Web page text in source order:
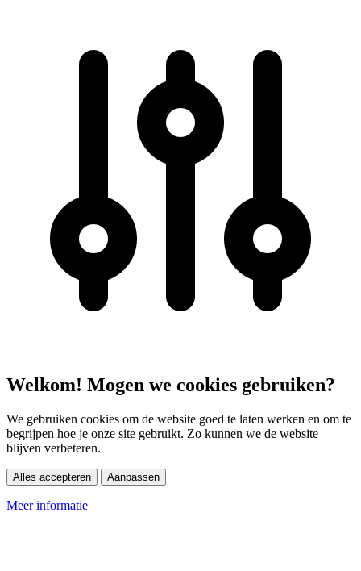
Welkom! Mogen we cookies gebruiken?
We gebruiken cookies om de website goed te laten werken en om te
begrijpen hoe je onze site gebruikt. Zo kunnen we de website
blijven verbeteren.
Alles accepteren Aanpassen
Meer informatie